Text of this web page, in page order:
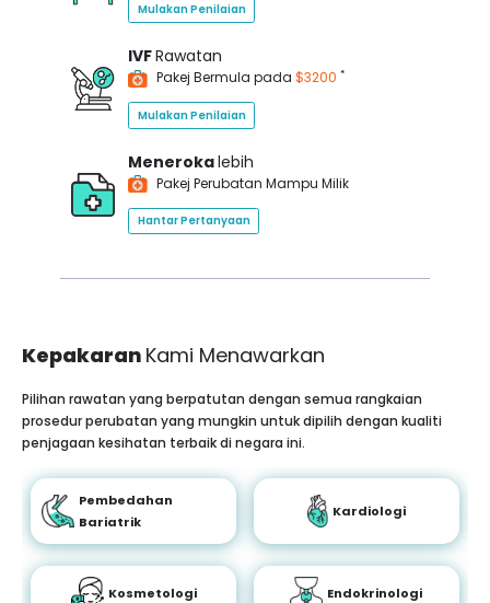
Mulakan Penilaian
IVFRawatan
Pakej Bermula pada $3200 *
Mulakan Penilaian
Menerokalebih
Pakej Perubatan Mampu Milik
Hantar Pertanyaan
Kepakaran Kami Menawarkan
Pilihan rawatan yang berpatutan dengan semua rangkaian
prosedur perubatan yang mungkin untuk dipilih dengan kualiti
penjagaan kesihatan terbaik di negara ini.
Pembedahan
Bariatrik
Kardiologi
Kosmetologi Endokrinologi